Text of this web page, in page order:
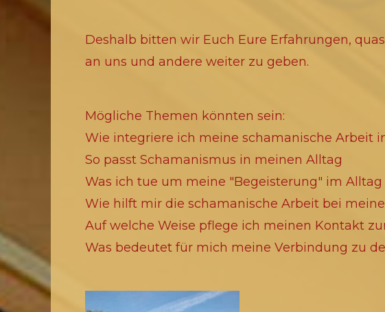
Deshalb bitten wir Euch Eure Erfahrungen,
an uns und andere weiter zu geben.
Mögliche Themen könnten sein:
Wie integriere ich meine schamanische Arbeit
So passt Schamanismus in meinen Alltag
Was ich tue um meine "Begeisterung" im
Wie hilft mir die schamanische Arbeit bei
Auf welche Weise pflege ich meinen Kontakt
Was bedeutet für mich meine Verbindung zu